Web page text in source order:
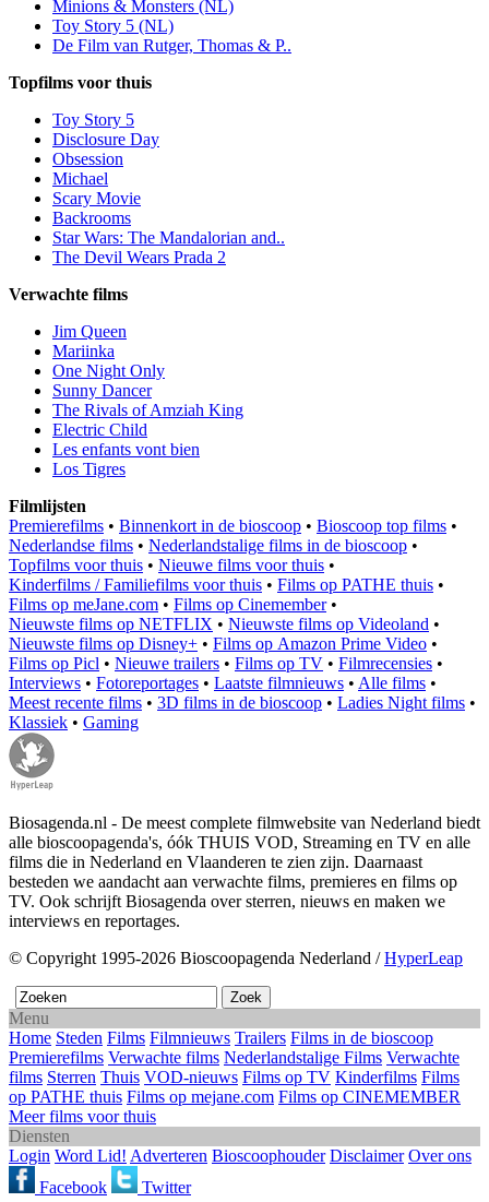
Minions & Monsters (NL)
Toy Story 5 (NL)
De Film van Rutger, Thomas & P..
Topfilms voor thuis
Toy Story 5
Disclosure Day
Obsession
Michael
Scary Movie
Backrooms
Star Wars: The Mandalorian and..
The Devil Wears Prada 2
Verwachte films
Jim Queen
Mariinka
One Night Only
Sunny Dancer
The Rivals of Amziah King
Electric Child
Les enfants vont bien
Los Tigres
Filmlijsten
Premierefilms • Binnenkort in de bioscoop • Bioscoop top films •
Nederlandse films • Nederlandstalige films in de bioscoop •
Topfilms voor thuis • Nieuwe films voor thuis •
Kinderfilms / Familiefilms voor thuis • Films op PATHE thuis •
Films op meJane.com • Films op Cinemember•
Nieuwste films op NETFLIX • Nieuwste films op Videoland •
Nieuwste films op Disney+ • Films op Amazon Prime Video •
Films op Picl • Nieuwe trailers • Films op TV • Filmrecensies •
Interviews • Fotoreportages • Laatste filmnieuws • Alle films •
Meest recente films • 3D films in de bioscoop • Ladies Night films •
Klassiek • Gaming
Biosagenda.nl - De meest complete filmwebsite van Nederland biedt
alle bioscoopagenda's, óók THUIS VOD, Streaming en TV en alle
films die in Nederland en Vlaanderen te zien zijn. Daarnaast
besteden we aandacht aan verwachte films, premieres en films op
TV. Ook schrijft Biosagenda over sterren, nieuws en maken we
interviews en reportages.
© Copyright 1995-2026 Bioscoopagenda Nederland /HyperLeap
Menu
Home Steden Films Filmnieuws Trailers Films in de bioscoop
Premierefilms Verwachte films Nederlandstalige Films Verwachte
films Sterren Thuis VOD-nieuws Films op TV Kinderfilms Films
op PATHE thuis Films op mejane.com Films op CINEMEMBER
Meer films voor thuis
Diensten
Login Word Lid! Adverteren Bioscoophouder Disclaimer Over ons
Facebook
Twitter